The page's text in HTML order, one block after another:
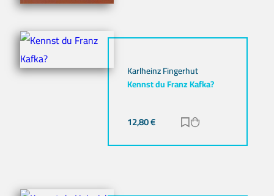
Karlheinz Fingerhut
Kennst du Franz Kafka?
12,80€ Zur Merkliste